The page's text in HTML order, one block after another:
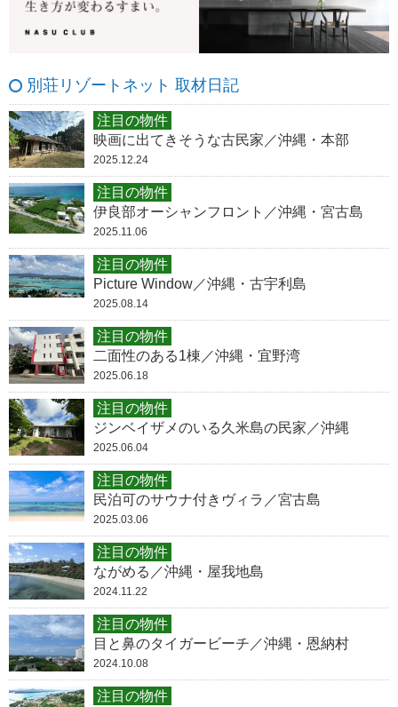
別荘リゾートネット 取材日記
注目の物件
映画に出てきそうな古民家／沖縄・本部
2025.12.24
注目の物件
伊良部オーシャンフロント／沖縄・宮古島
2025.11.06
注目の物件
Picture Window／沖縄・古宇利島
2025.08.14
注目の物件
二面性のある1棟／沖縄・宜野湾
2025.06.18
注目の物件
ジンベイザメのいる久米島の民家／沖縄
2025.06.04
注目の物件
民泊可のサウナ付きヴィラ／宮古島
2025.03.06
注目の物件
ながめる／沖縄・屋我地島
2024.11.22
注目の物件
目と鼻のタイガービーチ／沖縄・恩納村
2024.10.08
注目の物件